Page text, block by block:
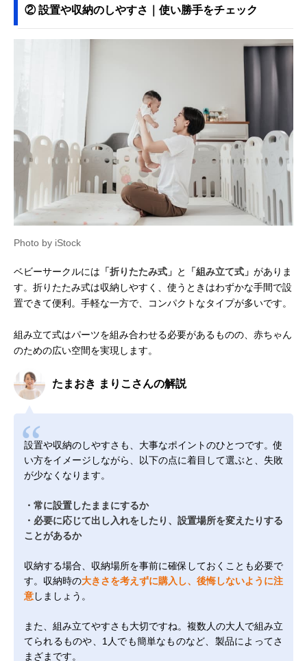
② 設置や収納のしやすさ｜使い勝手をチェック
Photo by iStock
ベビーサークルには 「折りたたみ式」 と 「組み立て式」 がありま
す。折りたたみ式は収納しやすく、使うときはわずかな手間で設
置できて便利。手軽な一方で、コンパクトなタイプが多いです。
組み立て式はパーツを組み合わせる必要があるものの、赤ちゃん
のための広い空間を実現します。
たまおき まりこさんの解説
設置や収納のしやすさも、大事なポイントのひとつです。使
い方をイメージしながら、以下の点に着目して選ぶと、失敗
が少なくなります。
・常に設置したままにするか
・必要に応じて出し入れをしたり、設置場所を変えたりする
ことがあるか
収納する場合、収納場所を事前に確保しておくことも必要で
す。収納時の大きさを考えずに購入し、後悔しないように注
意しましょう。
また、組み立てやすさも大切ですね。複数人の大人で組み立
てられるものや、1人でも簡単なものなど、製品によってさ
まざまです。